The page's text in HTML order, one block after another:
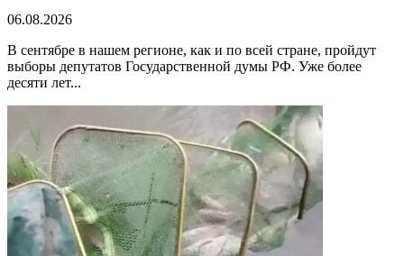
06.08.2026
В сентябре в нашем регионе, как и по всей стране, пройдут
выборы депутатов Государственной думы РФ. Уже более
десяти лет...